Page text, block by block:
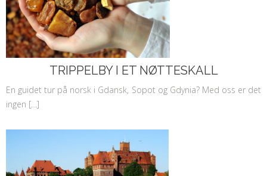
TRIPPELBY I ET NØTTESKALL
En guidet tur på norsk i Gdansk, Sopot og Gdynia? Med oss er det
ingen […]